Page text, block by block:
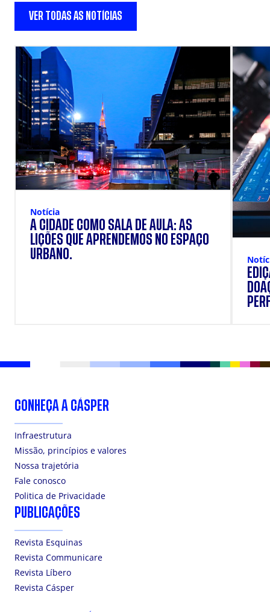
VER TODAS AS NOTÍCIAS
Notícia
A CIDADE COMO SALA DE AULA: AS
LIÇÕES QUE APRENDEMOS NO ESPAÇO
URBANO.
CONHEÇA A CÁSPER
Infraestrutura
Missão, princípios e valores
Nossa trajetória
Fale conosco
Politica de Privacidade
PUBLICAÇÕES
Revista Esquinas
Revista Communicare
Revista Líbero
Revista Cásper